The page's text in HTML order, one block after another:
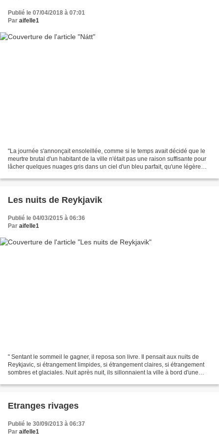
Publié le 07/04/2018 à 07:01
Par aifelle1
"La journée s'annonçait ensoleillée, comme si le temps avait décidé que le
meurtre brutal d'un habitant de la ville n'était pas une raison suffisante pour
lâcher quelques nuages gris dans un ciel d'un bleu parfait, qu'une légère
Les nuits de Reykjavik
Publié le 04/03/2015 à 06:36
Par aifelle1
" Sentant le sommeil le gagner, il reposa son livre. Il pensait aux nuits de
Reykjavic, si étrangement limpides, si étrangement claires, si étrangement
sombres et glaciales. Nuit après nuit, ils sillonnaient la ville à bord d'une
Etranges rivages
Publié le 30/09/2013 à 06:37
Par aifelle1